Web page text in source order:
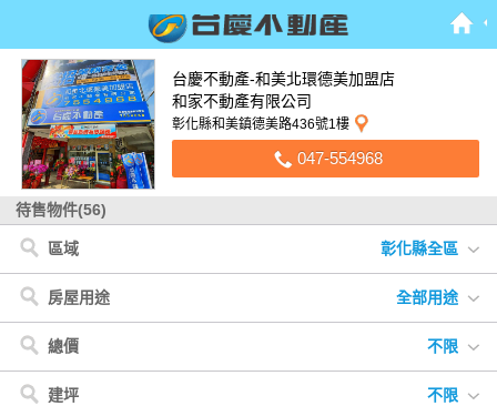
台慶不動產-和美北環德美加盟店
和家不動產有限公司
彰化縣和美鎮德美路436號1樓
047-554968
待售物件(56)
區域 彰化縣全區
彰化縣 南投縣
< 彰化縣 和美鎮 鹿港鎮
福興鄉
< 南投縣 鹿谷鄉
< 苗栗縣 南庄鄉
房屋用途 全部用途
全部用途 其他
總價 不限
不限 300萬以下
建坪 不限